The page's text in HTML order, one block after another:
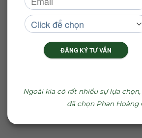
ĐĂNG KÝ TƯ VẤN
Ngoài kia có rất nhiều sự lựa
đã chọn Phan Hoàng